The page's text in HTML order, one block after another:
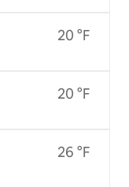
20 °F
20 °F
26 °F